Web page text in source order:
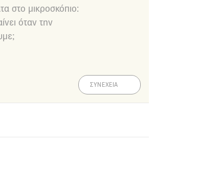
στο μικροσκόπιο:
όταν την
ΣΥΝΕΧΕΙΑ